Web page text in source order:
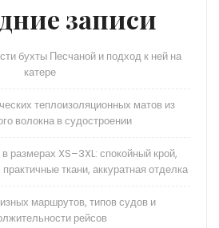
записи
бухты Песчаной и подход к ней на
катере
теплоизоляционных матов из
волокна в судостроении
размерах XS–3XL: спокойный крой,
ткани, аккуратная отделка
маршрутов, типов судов и
рейсов